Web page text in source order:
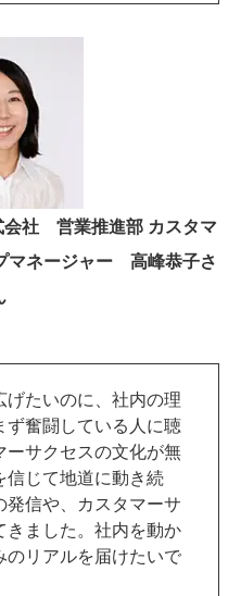
会社 営業推進部 カスタマ
マネージャー 高峰恭子さ
たいのに、社内の理
奮闘している人に聴
サクセスの文化が無
じて地道に動き続
信や、カスタマーサ
きました。社内を動か
のリアルを届けたいで